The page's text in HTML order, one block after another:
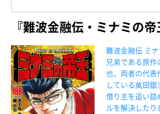
『難波金融伝・ミナミの帝
難波金融伝 ミ
兄弟である原作
也、両者の代表
している萬田
借り主を追い詰
ルを解決したり